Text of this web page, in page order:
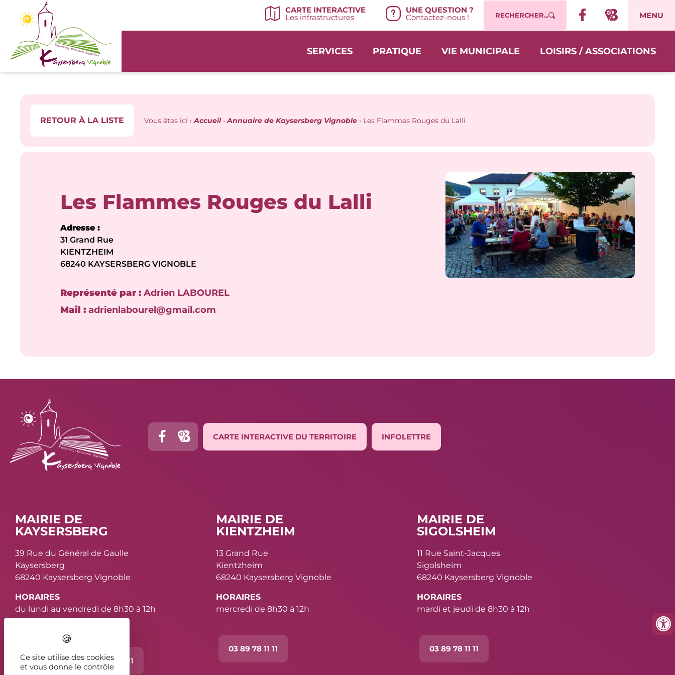
CARTE INTERACTIVE
Les infrastructures
UNE QUESTION ?
Contactez-nous ! RECHERCHER... MENU
SERVICES PRATIQUE VIE MUNICIPALE LOISIRS / ASSOCIATIONS
RETOUR À LA LISTE Vous êtes ici › Accueil• Annuaire de Kaysersberg Vignoble • Les Flammes Rouges du Lalli
Les Flammes Rouges du Lalli
Adresse :
31 Grand Rue
KIENTZHEIM
68240 KAYSERSBERG VIGNOBLE
Représenté par : Adrien LABOUREL
Mail : adrienlabourel@gmail.com
CARTE INTERACTIVE DU TERRITOIRE INFOLETTRE
MAIRIE DE
KAYSERSBERG
39 Rue du Général de Gaulle
Kaysersberg
68240 Kaysersberg Vignoble
HORAIRES
du lundi au vendredi de 8h30 à 12h
et de 13h30 à 16h30
Contact 03 89 78 11 11
MAIRIE DE
KIENTZHEIM
13 Grand Rue
Kientzheim
68240 Kaysersberg Vignoble
HORAIRES
mercredi de 8h30 à 12h
03 89 78 11 11
MAIRIE DE
SIGOLSHEIM
11 Rue Saint-Jacques
Sigolsheim
68240 Kaysersberg Vignoble
HORAIRES
mardi et jeudi de 8h30 à 12h
03 89 78 11 11
Panneau de gestion des cookies
Ce site utilise des cookies
et vous donne le contrôle